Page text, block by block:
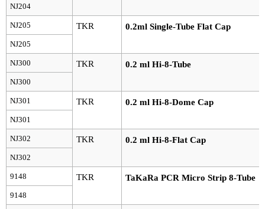
遺伝子検査ガイド（食品・水質・家畜他）
NGSポータルサイト
幹細胞・再生医療研究ガイド
クローニング実験ガイド
細胞選択ガイド
エピジェネティクス実験ガイド
RNAi実験ガイド
アプリケーションノート
NJ204
NJ205 TKR 0.2ml Single-Tube Flat Cap
NJ205
NJ300 TKR 0.2 ml Hi-8-Tube
NJ300
NJ301 TKR 0.2 ml Hi-8-Dome Cap
NJ301
NJ302 TKR 0.2 ml Hi-8-Flat Cap
NJ302
9148 TKR TaKaRa PCR Micro Strip 8-Tube
9148